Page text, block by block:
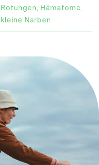
Rötungen, Hämatome,
kleine Narben